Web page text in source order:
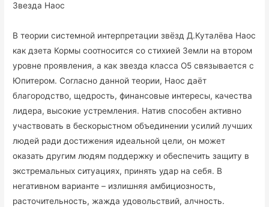
Звезда Наос
В теории системной интерпретации звёзд Д.Куталёва Наос
как дзета Кормы соотносится со стихией Земли на втором
уровне проявления, а как звезда класса O5 связывается с
Юпитером. Согласно данной теории, Наос даёт
благородство, щедрость, финансовые интересы, качества
лидера, высокие устремления. Натив способен активно
участвовать в бескорыстном объединении усилий лучших
людей ради достижения идеальной цели, он может
оказать другим людям поддержку и обеспечить защиту в
экстремальных ситуациях, принять удар на себя. В
негативном варианте – излишняя амбициозность,
расточительность, жажда удовольствий, алчность.